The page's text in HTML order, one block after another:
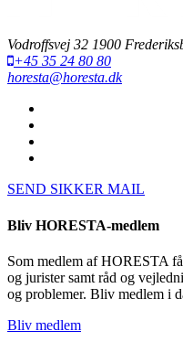
Vodroffsvej 32 1900
+45 35 24 80 80
horesta@horesta.dk
SEND SIKKER MAIL
Bliv HORESTA-medlem
Som medlem af HORESTA
og jurister samt råd og
og problemer. Bliv medlem i
Bliv medlem